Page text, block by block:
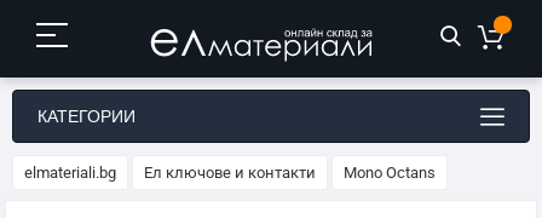
КАТЕГОРИИ
elmateriali.bg Ел ключове и контакти Mono Octans